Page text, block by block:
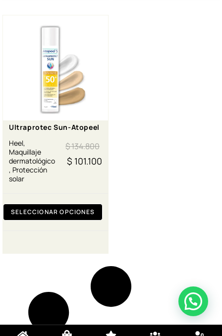
Ultraprotec Sun-Atopeel
Heel,
Maquillaje
dermatológico
, Protección
solar
$134.800
$ 101.100
SELECCIONAR OPCIONES